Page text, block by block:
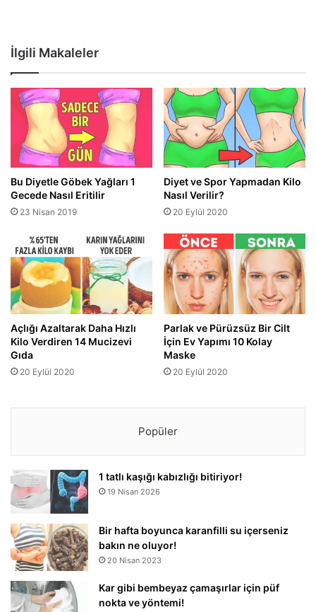
İlgili Makaleler
Bu Diyetle Göbek Yağları 1
Gecede Nasıl Eritilir
23 Nisan 2019
Diyet ve Spor Yapmadan Kilo
Nasıl Verilir?
20 Eylül 2020
Açlığı Azaltarak Daha Hızlı
Kilo Verdiren 14 Mucizevi
Gıda
20 Eylül 2020
Parlak ve Pürüzsüz Bir Cilt
İçin Ev Yapımı 10 Kolay
Maske
20 Eylül 2020
Popüler
1 tatlı kaşığı kabızlığı bitiriyor!
19 Nisan 2026
Bir hafta boyunca karanfilli su içerseniz
bakın ne oluyor!
20 Nisan 2023
Kar gibi bembeyaz çamaşırlar için püf
nokta ve yöntemi!